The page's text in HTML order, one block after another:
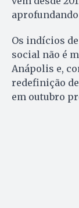
Os indícios
social não é
Anápolis e,
redefinição
em outubro